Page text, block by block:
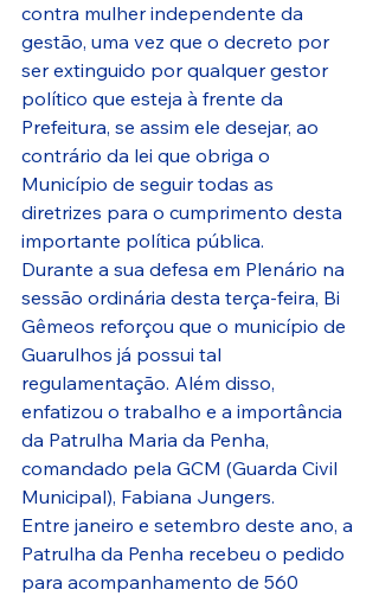
contra mulher independente da
gestão, uma vez que o decreto por
ser extinguido por qualquer gestor
político que esteja à frente da
Prefeitura, se assim ele desejar, ao
contrário da lei que obriga o
Município de seguir todas as
diretrizes para o cumprimento desta
importante política pública.
Durante a sua defesa em Plenário na
sessão ordinária desta terça-feira, Bi
Gêmeos reforçou que o município de
Guarulhos já possui tal
regulamentação. Além disso,
enfatizou o trabalho e a importância
da Patrulha Maria da Penha,
comandado pela GCM (Guarda Civil
Municipal), Fabiana Jungers.
Entre janeiro e setembro deste ano, a
Patrulha da Penha recebeu o pedido
para acompanhamento de 560